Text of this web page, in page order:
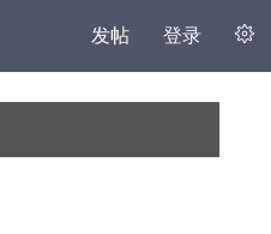
发帖 登录